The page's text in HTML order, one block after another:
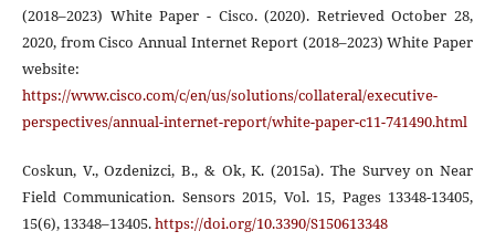
(2018–2023) White Paper - Cisco. (2020). Retrieved October 28,
2020, from Cisco Annual Internet Report (2018–2023) White Paper
website:
https://www.cisco.com/c/en/us/solutions/collateral/executive-
perspectives/annual-internet-report/white-paper-c11-741490.html
Coskun, V., Ozdenizci, B., & Ok, K. (2015a). The Survey on Near
Field Communication. Sensors 2015, Vol. 15, Pages 13348-13405,
15(6), 13348–13405.https://doi.org/10.3390/S150613348